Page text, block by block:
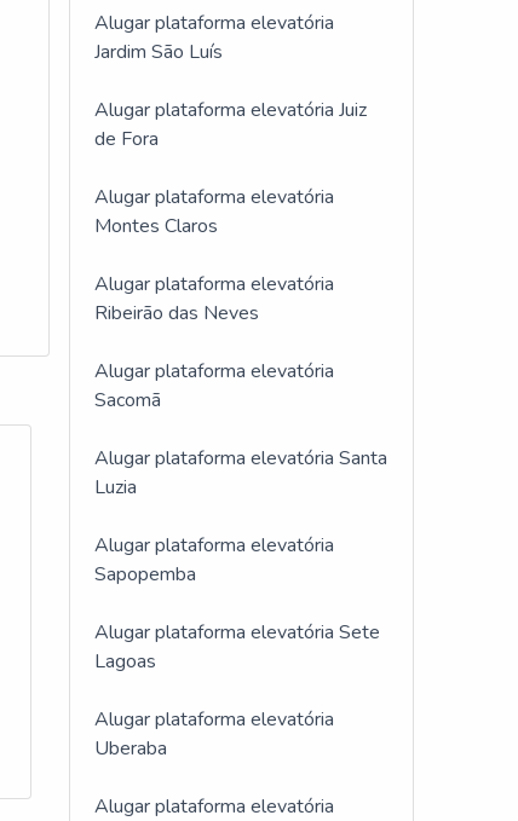
Alugar plataforma elevatória
Jardim São Luís
Alugar plataforma elevatória Juiz
de Fora
Alugar plataforma elevatória
Montes Claros
Alugar plataforma elevatória
Ribeirão das Neves
Alugar plataforma elevatória
Sacomã
Alugar plataforma elevatória Santa
Luzia
Alugar plataforma elevatória
Sapopemba
Alugar plataforma elevatória Sete
Lagoas
Alugar plataforma elevatória
Uberaba
Alugar plataforma elevatória